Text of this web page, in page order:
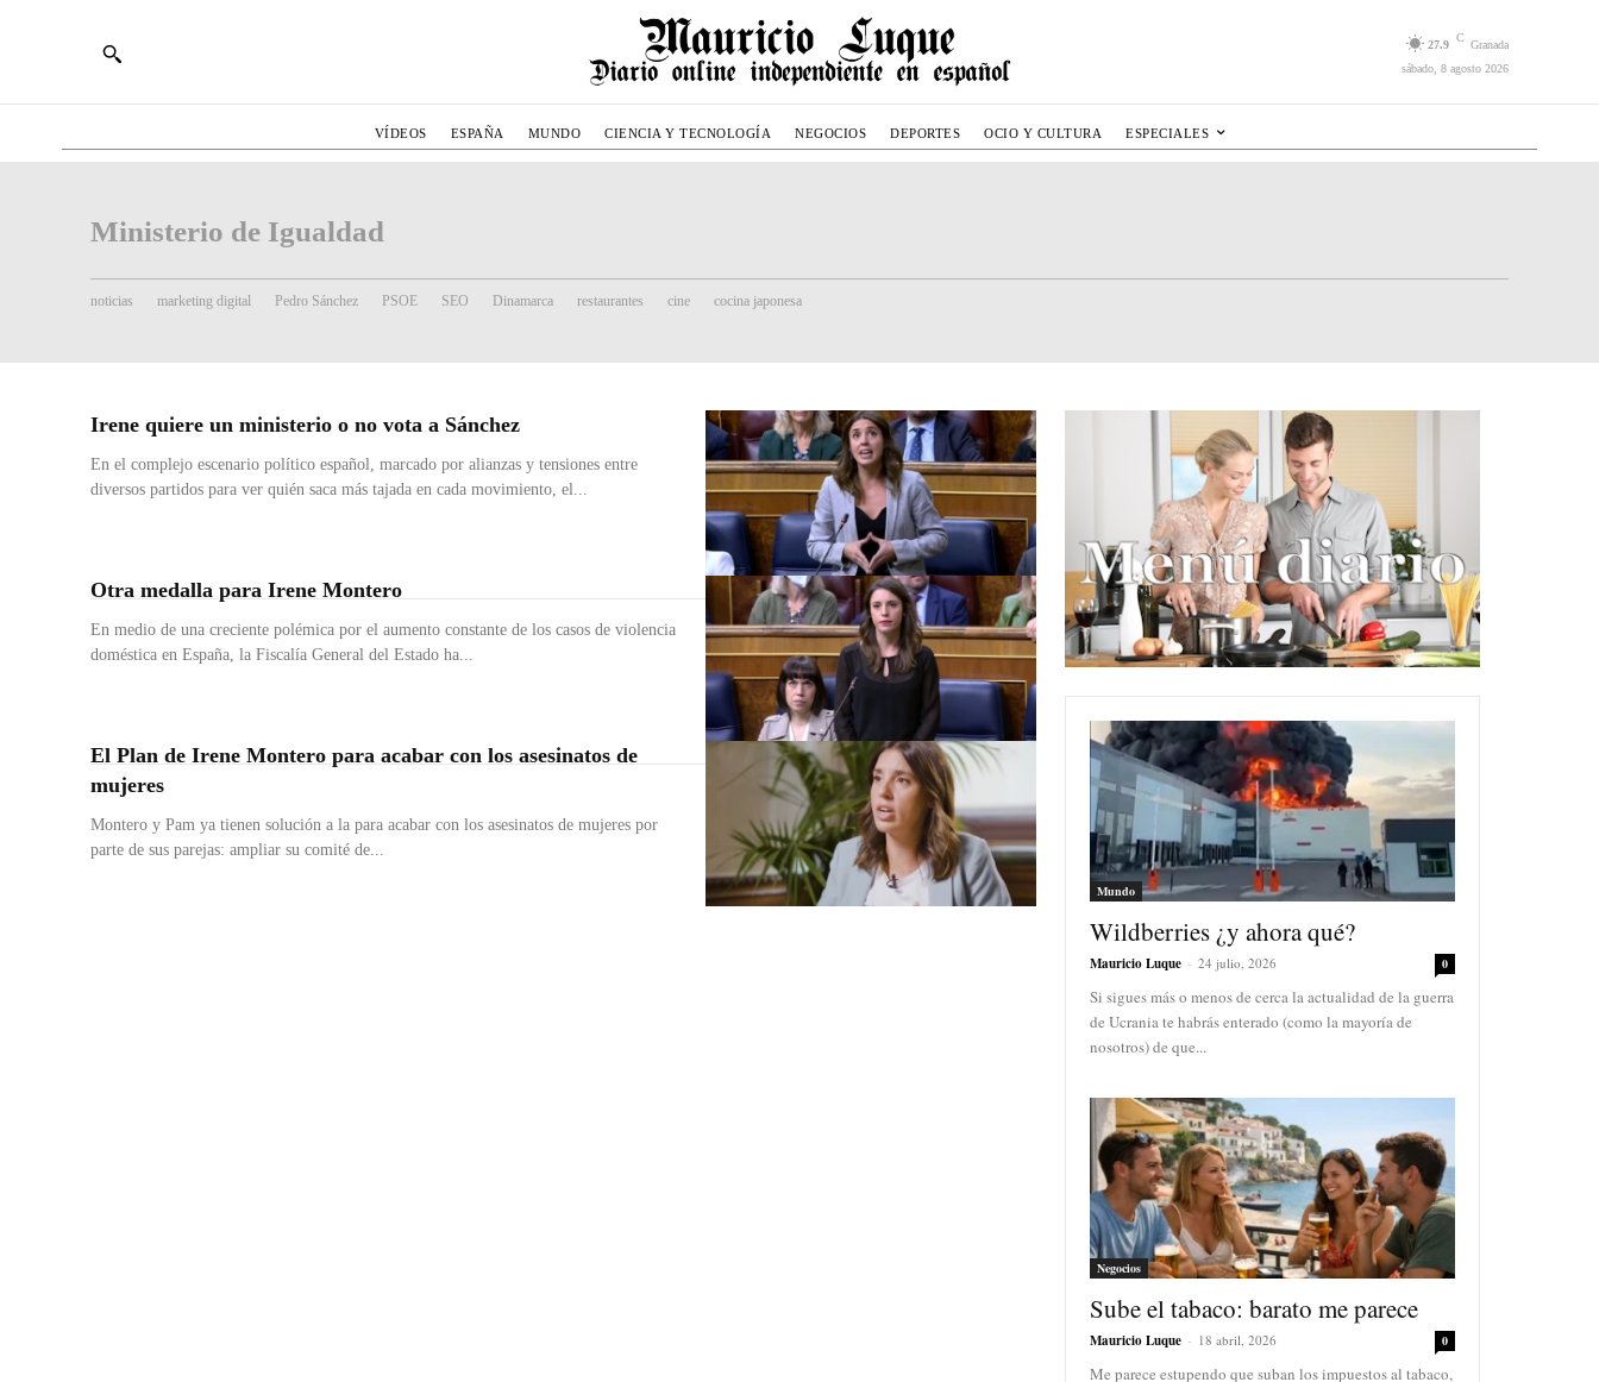
27.9
C
Granada
sábado, 8 agosto 2026
VÍDEOS ESPAÑA MUNDO CIENCIA Y TECNOLOGÍA NEGOCIOS DEPORTES OCIO Y CULTURA ESPECIALES
Ministerio de Igualdad
noticias marketing digital Pedro Sánchez PSOE SEO Dinamarca restaurantes cine cocina japonesa
Irene quiere un ministerio o no vota a Sánchez
En el complejo escenario político español, marcado por alianzas y tensiones entre
diversos partidos para ver quién saca más tajada en cada movimiento, el...
Otra medalla para Irene Montero
En medio de una creciente polémica por el aumento constante de los casos de violencia
doméstica en España, la Fiscalía General del Estado ha...
El Plan de Irene Montero para acabar con los asesinatos de
mujeres
Montero y Pam ya tienen solución a la para acabar con los asesinatos de mujeres por
parte de sus parejas: ampliar su comité de...
Mundo
Wildberries ¿y ahora qué?
Mauricio Luque - 24 julio, 2026 0
Si sigues más o menos de cerca la actualidad de la guerra
de Ucrania te habrás enterado (como la mayoría de
nosotros) de que...
Negocios
Sube el tabaco: barato me parece
Mauricio Luque - 18 abril, 2026 0
Me parece estupendo que suban los impuestos al tabaco,